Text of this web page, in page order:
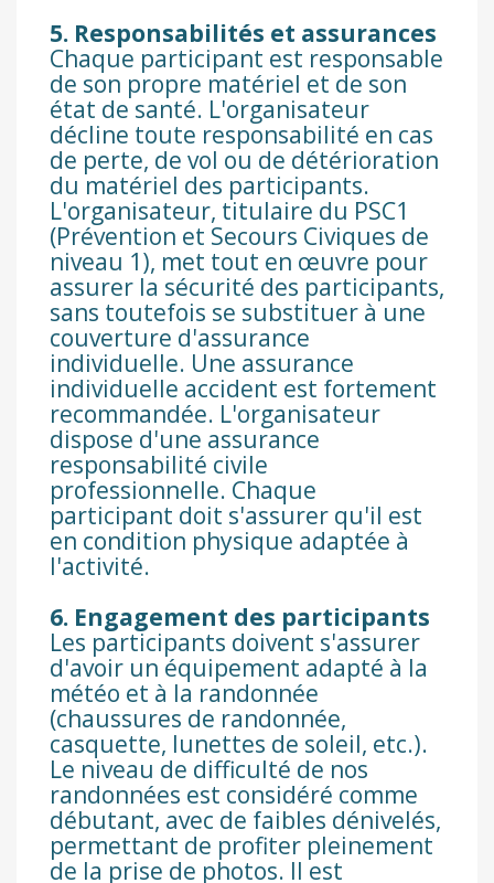
5. Responsabilités et assurances
Chaque participant est responsable
de son propre matériel et de son
état de santé. L'organisateur
décline toute responsabilité en cas
de perte, de vol ou de détérioration
du matériel des participants.
L'organisateur, titulaire du PSC1
(Prévention et Secours Civiques de
niveau 1), met tout en œuvre pour
assurer la sécurité des participants,
sans toutefois se substituer à une
couverture d'assurance
individuelle. Une assurance
individuelle accident est fortement
recommandée. L'organisateur
dispose d'une assurance
responsabilité civile
professionnelle. Chaque
participant doit s'assurer qu'il est
en condition physique adaptée à
l'activité.
6. Engagement des participants
Les participants doivent s'assurer
d'avoir un équipement adapté à la
météo et à la randonnée
(chaussures de randonnée,
casquette, lunettes de soleil, etc.).
Le niveau de difficulté de nos
randonnées est considéré comme
débutant, avec de faibles dénivelés,
permettant de profiter pleinement
de la prise de photos. Il est